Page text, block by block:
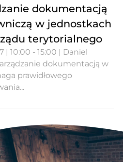
dokumentacją
w jednostkach
terytorialnego
| 10:00 - 15:00 | Daniel
dokumentacją w
prawidłowego